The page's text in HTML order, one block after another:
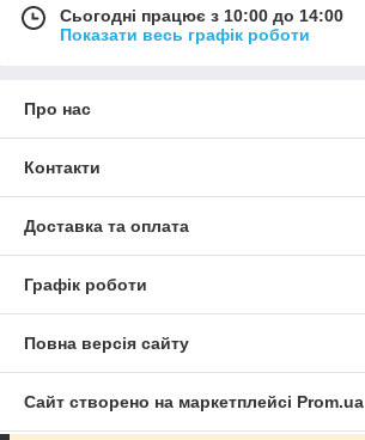
Сьогодні працює з 10:00 до 14:00
Показати весь графік роботи
Про нас
Контакти
Доставка та оплата
Графік роботи
Повна версія сайту
Сайт створено на маркетплейсі Prom.ua